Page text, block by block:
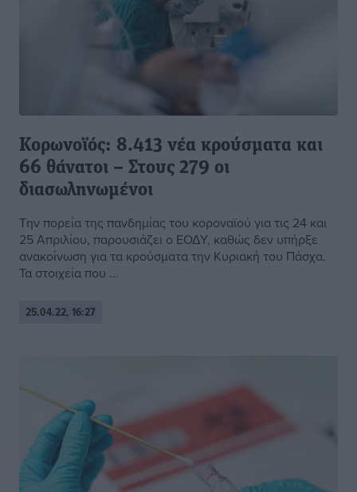
Κορωνοϊός: 8.413 νέα κρούσματα και
66 θάνατοι – Στους 279 οι
διασωληνωμένοι
Την πορεία της πανδημίας του κοροναϊού για τις 24 και
25 Απριλίου, παρουσιάζει ο ΕΟΔΥ, καθώς δεν υπήρξε
ανακοίνωση για τα κρούσματα την Κυριακή του Πάσχα.
Τα στοιχεία που ...
25.04.22, 16:27